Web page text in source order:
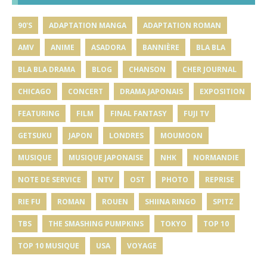
90'S ADAPTATION MANGA ADAPTATION ROMAN
AMV ANIME ASADORA BANNIÈRE BLA BLA
BLA BLA DRAMA BLOG CHANSON CHER JOURNAL
CHICAGO CONCERT DRAMA JAPONAIS EXPOSITION
FEATURING FILM FINAL FANTASY FUJI TV
GETSUKU JAPON LONDRES MOUMOON
MUSIQUE MUSIQUE JAPONAISE NHK NORMANDIE
NOTE DE SERVICE NTV OST PHOTO REPRISE
RIE FU ROMAN ROUEN SHIINA RINGO SPITZ
TBS THE SMASHING PUMPKINS TOKYO TOP 10
TOP 10 MUSIQUE USA VOYAGE